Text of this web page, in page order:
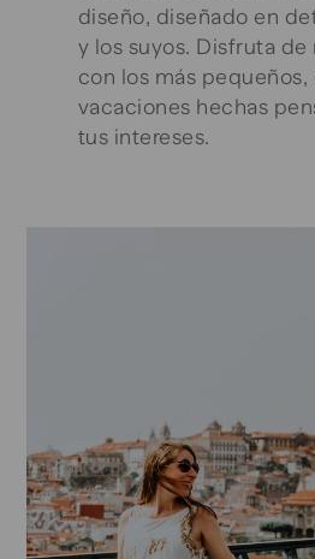
diseño, diseñado en
y los suyos. Disfruta
con los más pequeños,
vacaciones hechas
tus intereses.